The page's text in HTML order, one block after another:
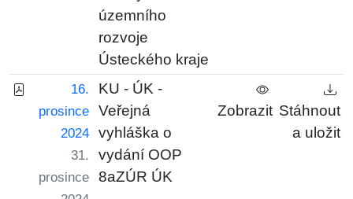
územního
rozvoje
Ústeckého kraje
16.
prosince
2024
31.
prosince
KU - ÚK -
Veřejná
vyhláška o
vydání OOP
8aZÚR ÚK
Zobrazit Stáhnout
a uložit